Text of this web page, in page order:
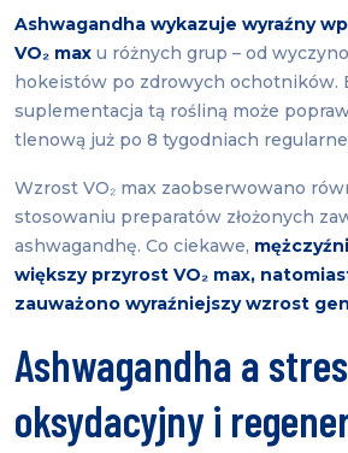
Ashwagandha wykazuje wyraźny
VO₂ max u różnych grup – od
hokeistów po zdrowych ochotników.
suplementacja tą rośliną może
tlenową już po 8 tygodniach
Wzrost VO₂ max zaobserwowano
stosowaniu preparatów złożonych
ashwagandhę. Co ciekawe,
większy przyrost VO₂ max,
zauważono wyraźniejszy wzrost
Ashwagandha a stres
oksydacyjny i